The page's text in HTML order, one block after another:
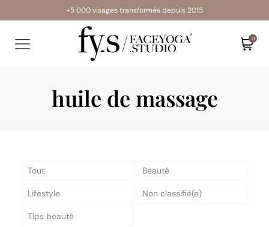
+5 000 visages transformés depuis 2015
0
huile de massage
Tout Beauté
Lifestyle Non classifié(e)
Tips beauté